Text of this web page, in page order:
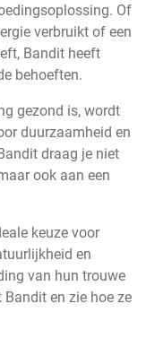
Of
verbruikt of een
Bandit heeft
behoeften.
gezond is, wordt
duurzaamheid en
draag je niet
ook aan een
keuze voor
en
van hun trouwe
en zie hoe ze